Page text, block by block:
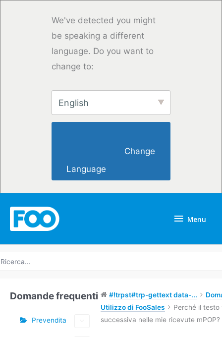
We've detected you might
be speaking a different
language. Do you want to
change to:
English
Language
Menu
Domande frequenti
Prevendita
#!trpst#trp-gettext data-...
Utilizzo di FooSales
Perché il testo
successiva nelle mie ricevute mPOP?